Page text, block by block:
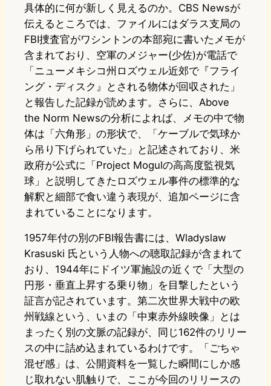
具体的に何が新しく見えるのか。CBS Newsが
伝えるところでは、ファイルにはダラス支局の
FBI捜査官がワシントンの本部宛に書いたメモが
含まれており、空軍のメジャー(少佐)が電話で
「ニューメキシコ州ロズウェル近郊で『フライ
ング・ディスク』とされる物体が回収された」
と報告した記録が読めます。さらに、Above
the Norm Newsの分析によれば、メモの中で物
体は「六角形」の形状で、「ケーブルで気球か
ら吊り下げられていた」と記述されており、米
政府が公式に「Project Mogulの高高度監視気
球」と説明してきたロズウェル事件の標準的な
解釈と細部で食い違う表現が、追加ページに含
まれていることになります。
1957年付の別のFBI報告書には、Wladyslaw
Krasuski 氏という人物への聴取記録が含まれて
おり、1944年にドイツ軍施設の近くで「大型の
円形・垂直上昇する乗り物」を目撃したという
証言が記されています。第二次世界大戦中の欧
州戦線という、いまの「中東赤外線映像」とは
まったく別の文脈の記録が、同じ162件のリリー
スの中に詰め込まれているわけです。「ごちゃ
混ぜ感」は、公開資料を一覧した瞬間にしか感
じ取れない肌触りで、ここが今回のリリースの